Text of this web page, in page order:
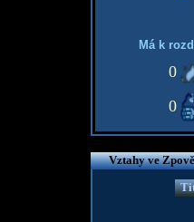
Má k
0
0
Vztahy ve